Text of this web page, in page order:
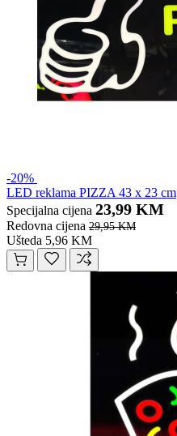
-20%
LED reklama PIZZA 43 x 23 cm
Specijalna cijena 23,99 KM
Redovna cijena 29,95 KM
Ušteda 5,96 KM